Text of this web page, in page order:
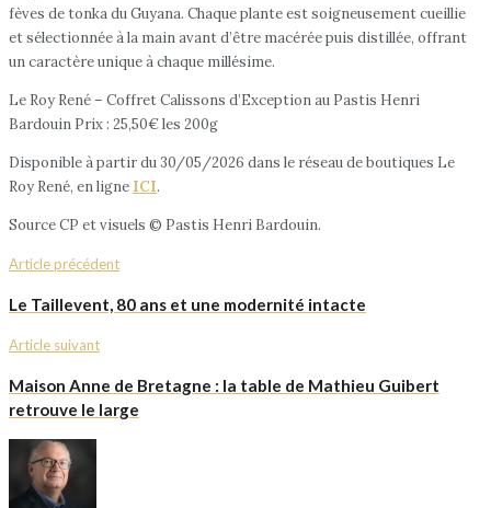
fèves de tonka du Guyana. Chaque plante est soigneusement cueillie
et sélectionnée à la main avant d’être macérée puis distillée, offrant
un caractère unique à chaque millésime.
Le Roy René – Coffret Calissons d’Exception au Pastis Henri
Bardouin Prix : 25,50€ les 200g
Disponible à partir du 30/05/2026 dans le réseau de boutiques Le
Roy René, en ligne ICI.
Source CP et visuels © Pastis Henri Bardouin.
Article précédent
Le Taillevent, 80 ans et une modernité intacte
Article suivant
Maison Anne de Bretagne : la table de Mathieu Guibert
retrouve le large